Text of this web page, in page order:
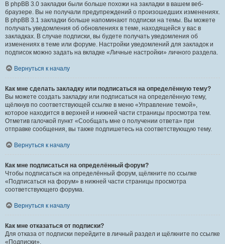
В phpBB 3.0 закладки были больше похожи на закладки в вашем веб-
браузере. Вы не получали предупреждений о произошедших изменениях.
В phpBB 3.1 закладки больше напоминают подписки на темы. Вы можете
получать уведомления об обновлениях в теме, находящейся у вас в
закладках. В случае подписки, вы будете получать уведомления об
изменениях в теме или форуме. Настройки уведомлений для закладок и
подписок можно задать на вкладке «Личные настройки» личного раздела.
Вернуться к началу
Как мне сделать закладку или подписаться на определённую тему?
Вы можете создать закладку или подписаться на определённую тему,
щёлкнув по соответствующей ссылке в меню «Управление темой»,
которое находится в верхней и нижней части страницы просмотра тем.
Отметив галочкой пункт «Сообщать мне о получении ответа» при
отправке сообщения, вы также подпишетесь на соответствующую тему.
Вернуться к началу
Как мне подписаться на определённый форум?
Чтобы подписаться на определённый форум, щёлкните по ссылке
«Подписаться на форум» в нижней части страницы просмотра
соответствующего форума.
Вернуться к началу
Как мне отказаться от подписки?
Для отказа от подписки перейдите в личный раздел и щёлкните по ссылке
«Подписки».